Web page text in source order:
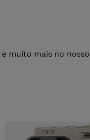
muito mais no